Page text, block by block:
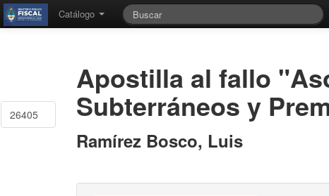
Catálogo
26405
Apostilla al fallo
Subterráneos y
Ramírez Bosco, Luis